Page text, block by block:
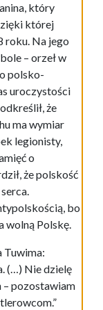
który
której
roku. Na jego
– orzeł w
polsko-
uroczystości
że
ma wymiar
legionisty,
o
że polskość
bo
wolną Polskę.
Tuwima:
(…) Nie dzielę
pozostawiam